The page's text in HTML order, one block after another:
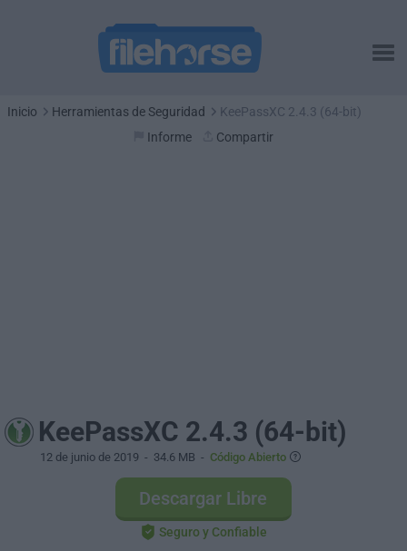
Inicio Herramientas de Seguridad
KeePassXC 2.4.3 (64-bit)
Informe
Compartir
KeePassXC 2.4.3 (64-bit)
12 de junio de 2019 - 34.6 MB - Código Abierto
Descargar Libre
Seguro y Confiable